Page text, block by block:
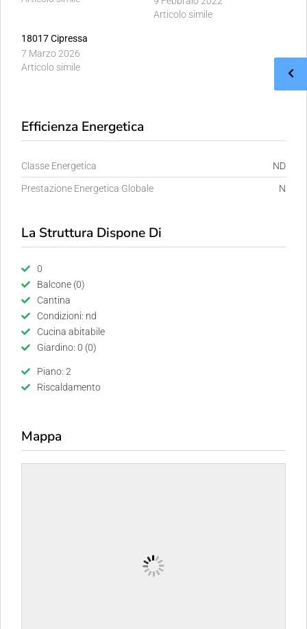
Articolo simile
18017 Cipressa
7 Marzo 2026
Articolo simile
Efficienza Energetica
Classe Energetica ND
Prestazione Energetica Globale N
La Struttura Dispone Di
0
Balcone (0)
Cantina
Condizioni: nd
Cucina abitabile
Giardino: 0 (0)
Piano: 2
Riscaldamento
Mappa